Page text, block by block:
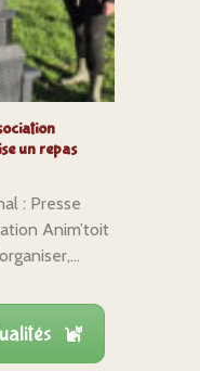
un repas
: Presse
Anim’toit